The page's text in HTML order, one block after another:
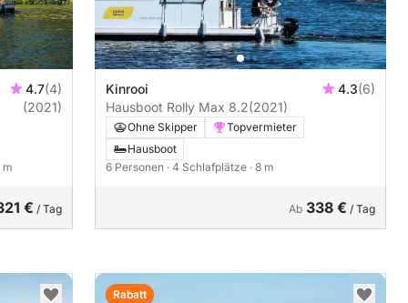
4.7(4)
(2021)
m
€ / Tag
Kinrooi 4.3(6)
Hausboot Rolly Max 8.2(2021)
Ohne Skipper
Topvermieter
Hausboot
6 Personen · 4 Schlafplätze · 8 m
Ab 338 € / Tag
Rabatt